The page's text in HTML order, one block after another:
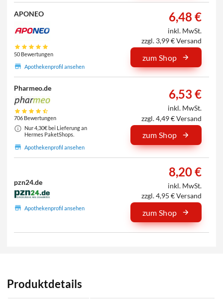
APONEO
50 Bewertungen
Apothekenprofil ansehen
6,48 €
inkl. MwSt.
zzgl. 3,99 € Versand
zum Shop
Pharmeo.de
706 Bewertungen
Nur 4,30€ bei Lieferung an
Hermes PaketShops.
Apothekenprofil ansehen
6,53 €
inkl. MwSt.
zzgl. 4,49 € Versand
zum Shop
pzn24.de
Apothekenprofil ansehen
8,20 €
inkl. MwSt.
zzgl. 4,95 € Versand
zum Shop
Produktdetails